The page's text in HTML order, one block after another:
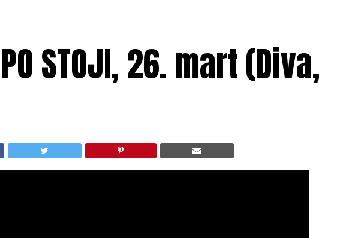
STOJI, 26. mart (Diva,